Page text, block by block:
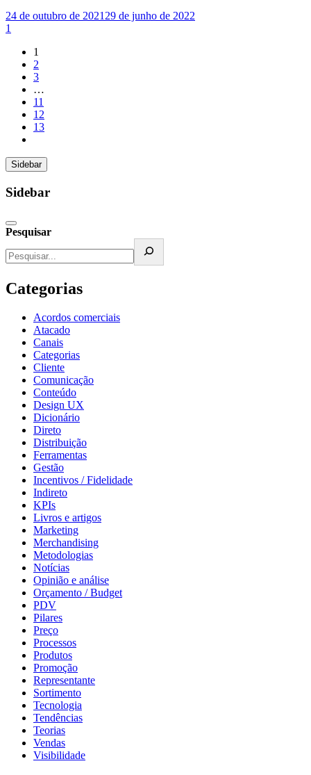
24 de outubro de 2021 29 de junho de 2022
1
1
2
3
…
11
12
13
Sidebar
Sidebar
Pesquisar
Categorias
Acordos comerciais
Atacado
Canais
Categorias
Cliente
Comunicação
Conteúdo
Design UX
Dicionário
Direto
Distribuição
Ferramentas
Gestão
Incentivos / Fidelidade
Indireto
KPIs
Livros e artigos
Marketing
Merchandising
Metodologias
Notícias
Opinião e análise
Orçamento / Budget
PDV
Pilares
Preço
Processos
Produtos
Promoção
Representante
Sortimento
Tecnologia
Tendências
Teorias
Vendas
Visibilidade